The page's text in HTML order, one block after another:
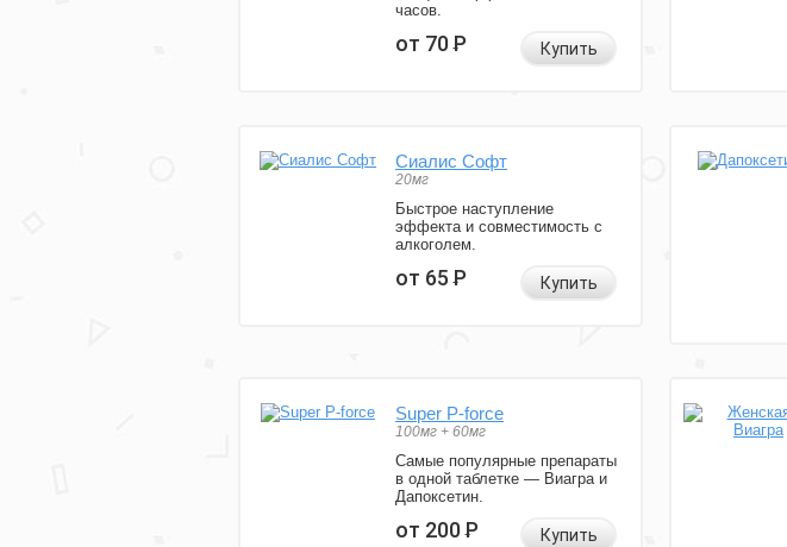
часов.
от 70Р Купить
Сиалис Софт
20мг
Быстрое наступление
эффекта и совместимость с
алкоголем.
от 65Р Купить
Super P-force
100мг + 60мг
Самые популярные препараты
в одной таблетке — Виагра и
Дапоксетин.
от 200Р Купить